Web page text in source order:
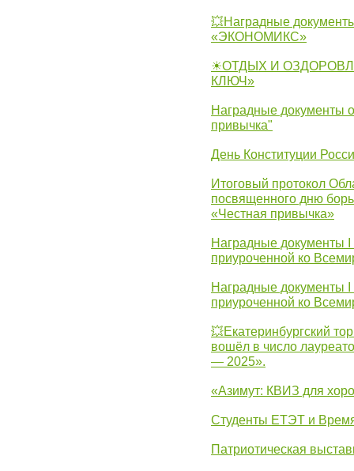
💥Наградные
«ЭКОНОМИКС»
☀ОТДЫХ И
КЛЮЧ»
Наградные документы
привычка"
День Конституции
Итоговый протокол
посвященного дню
«Честная привычка»
Наградные документы
приуроченной ко
Наградные документы
приуроченной ко
💥Екатеринбургский
вошёл в число
— 2025».
«Азимут: КВИЗ для
Студенты ЕТЭТ и
Патриотическая